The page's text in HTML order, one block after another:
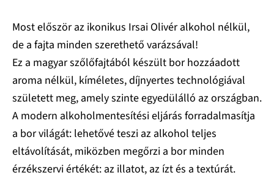
Most először az ikonikus Irsai Olivér alkohol nélkül,
de a fajta minden szerethető varázsával!
Ez a magyar szőlőfajtából készült bor hozzáadott
aroma nélkül, kíméletes, díjnyertes technológiával
született meg, amely szinte egyedülálló az országban.
A modern alkoholmentesítési eljárás forradalmasítja
a bor világát: lehetővé teszi az alkohol teljes
eltávolítását, miközben megőrzi a bor minden
érzékszervi értékét: az illatot, az ízt és a textúrát.